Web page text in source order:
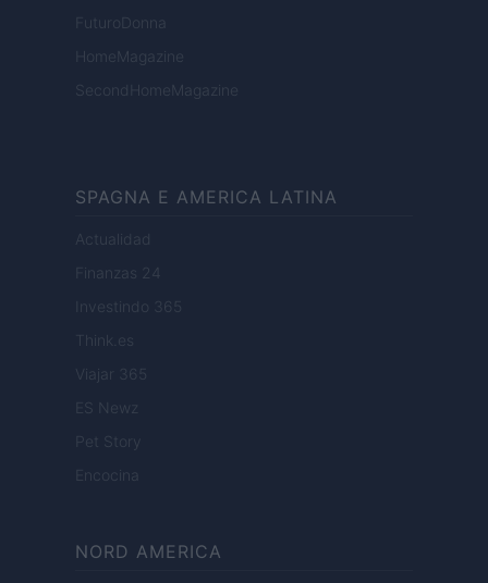
FuturoDonna
HomeMagazine
SecondHomeMagazine
SPAGNA E AMERICA LATINA
Actualidad
Finanzas 24
Investindo 365
Think.es
Viajar 365
ES Newz
Pet Story
Encocina
NORD AMERICA